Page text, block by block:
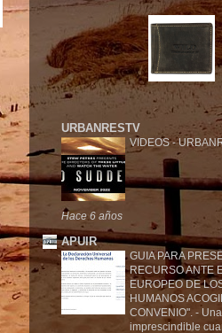
URBANRESTV
VIDEOS-
Hace 6 años
APUIR
GUIA PARA
RECURSO ANTE
EUROPEO DE
HUMANOS
CONVENIO". -
imprescindible